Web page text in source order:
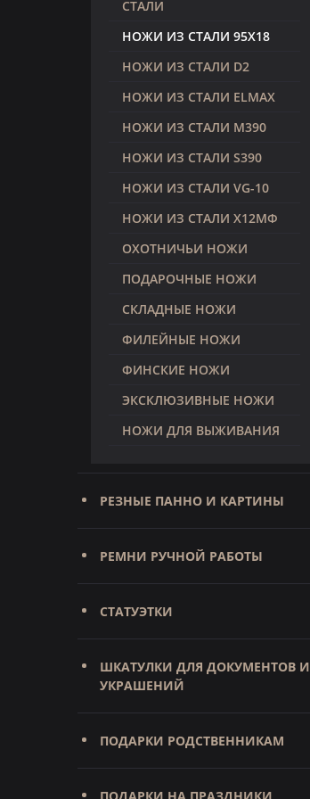
СТАЛИ
НОЖИ ИЗ СТАЛИ 95Х18
НОЖИ ИЗ СТАЛИ D2
НОЖИ ИЗ СТАЛИ ELMAX
НОЖИ ИЗ СТАЛИ M390
НОЖИ ИЗ СТАЛИ S390
НОЖИ ИЗ СТАЛИ VG-10
НОЖИ ИЗ СТАЛИ Х12МФ
ОХОТНИЧЬИ НОЖИ
ПОДАРОЧНЫЕ НОЖИ
СКЛАДНЫЕ НОЖИ
ФИЛЕЙНЫЕ НОЖИ
ФИНСКИЕ НОЖИ
ЭКСКЛЮЗИВНЫЕ НОЖИ
НОЖИ ДЛЯ ВЫЖИВАНИЯ
РЕЗНЫЕ ПАННО И КАРТИНЫ
РЕМНИ РУЧНОЙ РАБОТЫ
СТАТУЭТКИ
ШКАТУЛКИ ДЛЯ ДОКУМЕНТОВ И
УКРАШЕНИЙ
ПОДАРКИ РОДСТВЕННИКАМ